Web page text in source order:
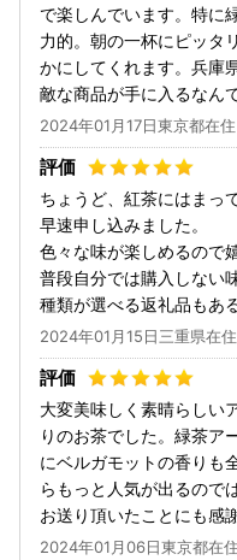
で楽しんでいます。特に
力的。朝の一杯にピッタ
かにしてくれます。兵庫
敵な商品が手に入るなん
2024年01月17日東京都在住
ちょうど、紅茶にはまっ
早速申し込みました。
色々な味が楽しめるので
普段自分では購入しない
種類が選べる返礼品もあ
2024年01月15日三重県在住
大変美味しく素晴らしい
りのお茶でした。緑茶ア
にベルガモットの香りも
らもっと人気が出るので
お送り頂いたことにも感
2024年01月06日東京都在住